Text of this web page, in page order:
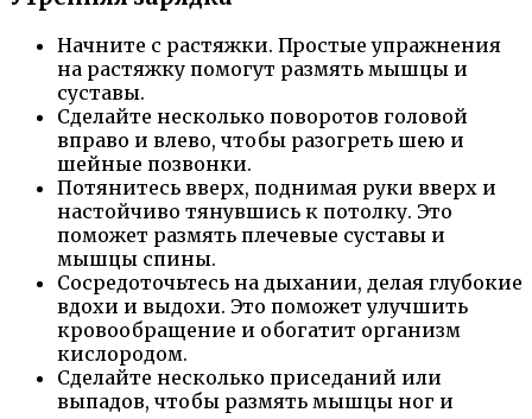
Начните с растяжки. Простые упражнения
на растяжку помогут размять мышцы и
суставы.
Сделайте несколько поворотов головой
вправо и влево, чтобы разогреть шею и
шейные позвонки.
Потянитесь вверх, поднимая руки вверх и
настойчиво тянувшись к потолку. Это
поможет размять плечевые суставы и
мышцы спины.
Сосредоточьтесь на дыхании, делая глубокие
вдохи и выдохи. Это поможет улучшить
кровообращение и обогатит организм
кислородом.
Сделайте несколько приседаний или
выпадов, чтобы размять мышцы ног и